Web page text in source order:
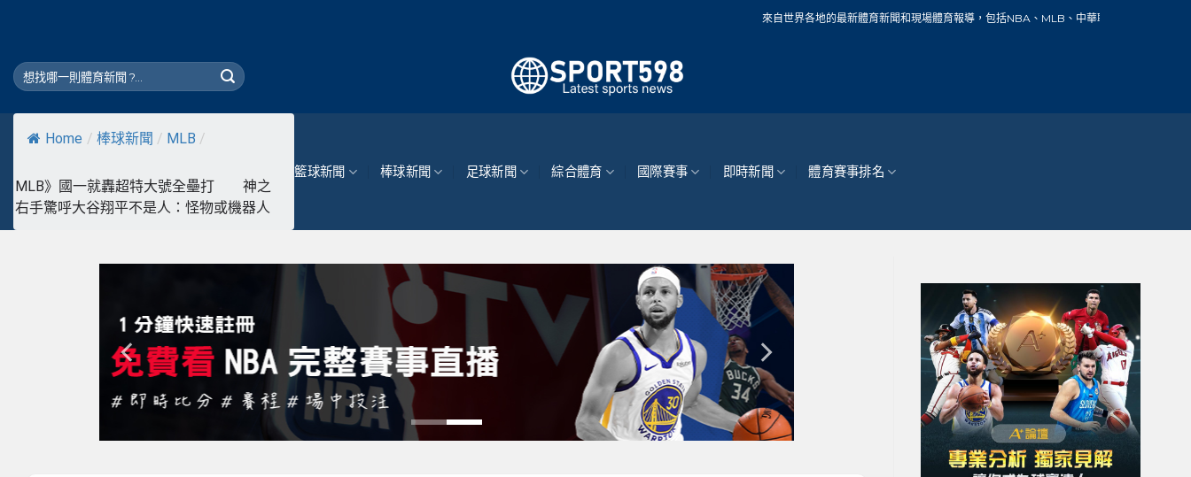
來自世界各地的最新體育新聞和現場體育報導，包括NBA、MLB、中華職棒、籃球、網球、足球、賽車、
Home / 棒球新聞 / MLB /
MLB》國一就轟超特大號全壘打 神之
右手驚呼大谷翔平不是人：怪物或機器人
籃球新聞 棒球新聞 足球新聞 綜合體育 國際賽事 即時新聞 體育賽事排名